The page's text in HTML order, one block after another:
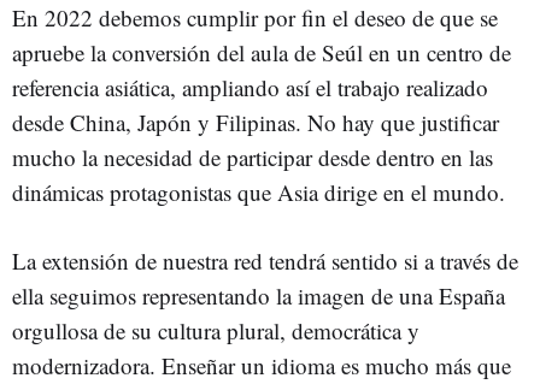
En 2022 debemos cumplir por fin el deseo de que se
apruebe la conversión del aula de Seúl en un centro de
referencia asiática, ampliando así el trabajo realizado
desde China, Japón y Filipinas. No hay que justificar
mucho la necesidad de participar desde dentro en las
dinámicas protagonistas que Asia dirige en el mundo.
La extensión de nuestra red tendrá sentido si a través de
ella seguimos representando la imagen de una España
orgullosa de su cultura plural, democrática y
modernizadora. Enseñar un idioma es mucho más que